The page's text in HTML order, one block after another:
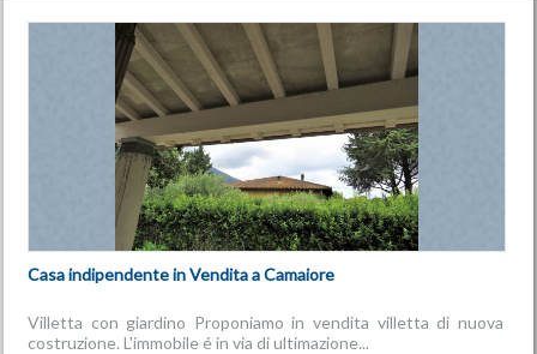
Casa indipendente in Vendita a Camaiore
Villetta con giardino Proponiamo in vendita villetta di nuova
costruzione. L'immobile é in via di ultimazione...